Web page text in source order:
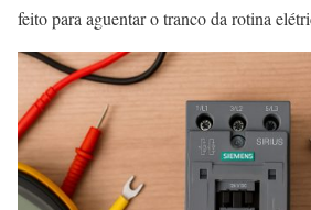
feito para aguentar o tranco da rotina